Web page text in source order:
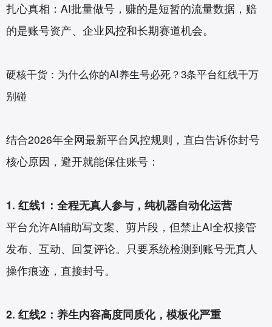
扎心真相：AI批量做号，赚的是短暂的流量数据，赔
的是账号资产、企业风控和长期赛道机会。
硬核干货：为什么你的AI养生号必死？3条平台红线千万
别碰
结合2026年全网最新平台风控规则，直白告诉你封号
核心原因，避开就能保住账号：
1. 红线1：全程无真人参与，纯机器自动化运营
平台允许AI辅助写文案、剪片段，但禁止AI全权接管
发布、互动、回复评论。只要系统检测到账号无真人
操作痕迹，直接封号。
2. 红线2：养生内容高度同质化，模板化严重